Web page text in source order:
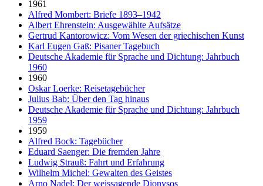
1961
Alfred Mombert: Briefe 1893–1942
Albert Ehrenstein: Ausgewählte Aufsätze
Gertrud Kantorowicz: Vom Wesen der griechischen Kunst
Karl Eugen Gaß: Pisaner Tagebuch
Deutsche Akademie für Sprache und Dichtung: Jahrbuch
1960
1960
Oskar Loerke: Reisetagebücher
Julius Bab: Über den Tag hinaus
Deutsche Akademie für Sprache und Dichtung: Jahrbuch
1959
1959
Alfred Bock: Tagebücher
Eduard Saenger: Die fremden Jahre
Ludwig Strauß: Fahrt und Erfahrung
Wilhelm Michel: Gewalten des Geistes
Arno Nadel: Der weissagende Dionysos